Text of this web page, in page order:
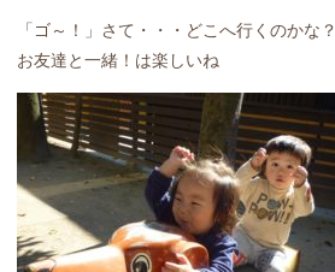
「ゴ～！」さて・・・どこへ行くのかな？
お友達と一緒！は楽しいね